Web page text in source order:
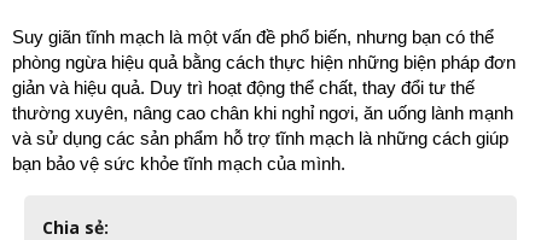
Suy giãn tĩnh mạch là một vấn đề phổ biến, nhưng bạn có thể
phòng ngừa hiệu quả bằng cách thực hiện những biện pháp đơn
giản và hiệu quả. Duy trì hoạt động thể chất, thay đổi tư thế
thường xuyên, nâng cao chân khi nghỉ ngơi, ăn uống lành mạnh
và sử dụng các sản phẩm hỗ trợ tĩnh mạch là những cách giúp
bạn bảo vệ sức khỏe tĩnh mạch của mình.
Chia sẻ: